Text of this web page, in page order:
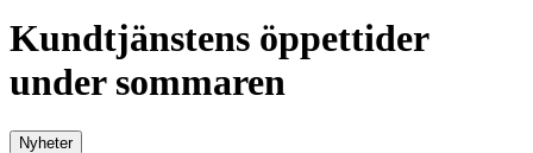
Kundtjänstens öppettider
under sommaren
Nyheter